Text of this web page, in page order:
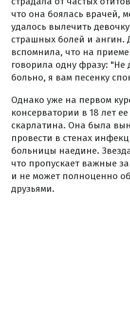
что она боялась врачей,
удалось вылечить
страшных болей и ангин.
вспомнила, что на приеме
говорила одну фразу: "Не
больно, я вам песенку
Однако уже на первом
консерватории в 18 лет
скарлатина. Она была
провести в стенах
больницы наедине.
что пропускает важные
и не может полноценно
друзьями.